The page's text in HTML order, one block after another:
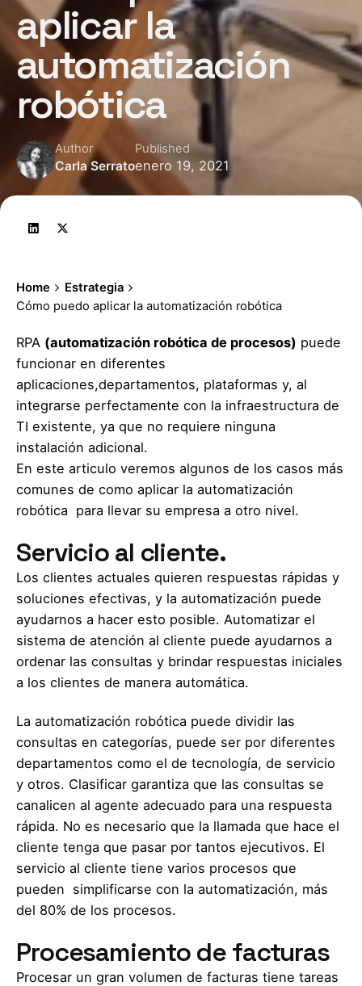
aplicar la
automatización
robótica
Author
Carla Serrato
Published
enero 19, 2021
Home
Estrategia
Cómo puedo aplicar la automatización robótica
RPA (automatización robótica de procesos) puede
funcionar en diferentes
aplicaciones,departamentos, plataformas y, al
integrarse perfectamente con la infraestructura de
TI existente, ya que no requiere ninguna
instalación adicional.
En este articulo veremos algunos de los casos más
comunes de como aplicar la automatización
robótica para llevar su empresa a otro nivel.
Servicio al cliente.
Los clientes actuales quieren respuestas rápidas y
soluciones efectivas, y la automatización puede
ayudarnos a hacer esto posible. Automatizar el
sistema de atención al cliente puede ayudarnos a
ordenar las consultas y brindar respuestas iniciales
a los clientes de manera automática.
La automatización robótica puede dividir las
consultas en categorías, puede ser por diferentes
departamentos como el de tecnología, de servicio
y otros. Clasificar garantiza que las consultas se
canalicen al agente adecuado para una respuesta
rápida. No es necesario que la llamada que hace el
cliente tenga que pasar por tantos ejecutivos. El
servicio al cliente tiene varios procesos que
pueden simplificarse con la automatización, más
del 80% de los procesos.
Procesamiento de facturas
Procesar un gran volumen de facturas tiene tareas